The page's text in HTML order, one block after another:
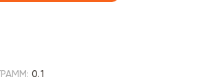
0.1